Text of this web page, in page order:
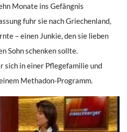
Monate ins Gefängnis
fuhr sie nach Griechenland,
– einen Junkie, den sie lieben
Sohn schenken sollte.
in einer Pflegefamilie und
Methadon-Programm.